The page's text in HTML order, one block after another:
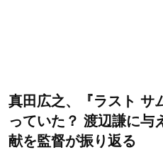
真田広之、『ラスト サ
っていた？ 渡辺謙に与
献を監督が振り返る